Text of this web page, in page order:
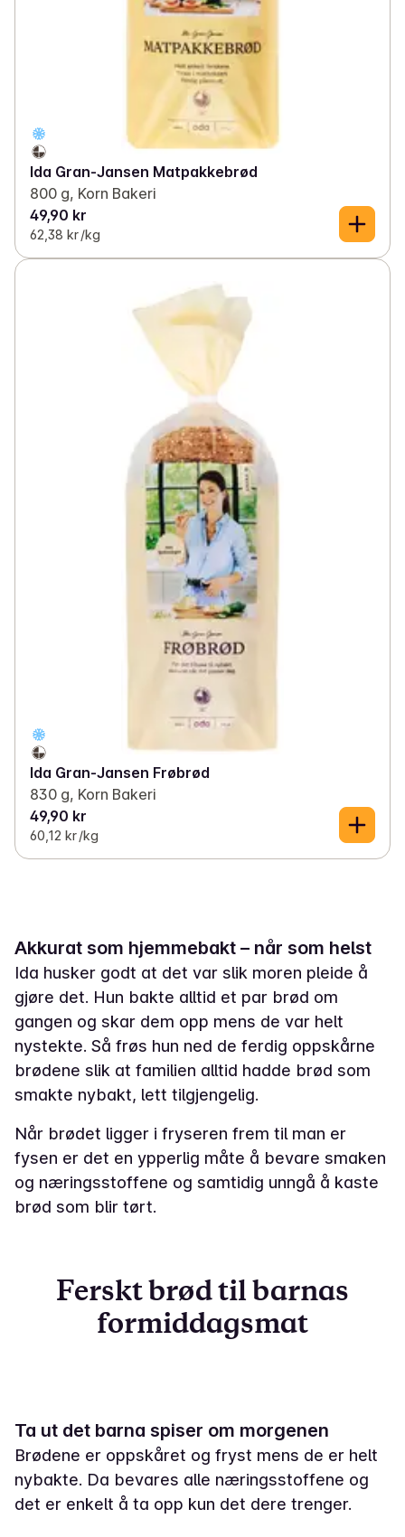
Ida Gran-Jansen Matpakkebrød
800 g, Korn Bakeri
49,90 kr
62,38 kr /kg
Ida Gran-Jansen Frøbrød
830 g, Korn Bakeri
49,90 kr
60,12 kr /kg
Akkurat som hjemmebakt – når som helst
Ida husker godt at det var slik moren pleide å
gjøre det. Hun bakte alltid et par brød om
gangen og skar dem opp mens de var helt
nystekte. Så frøs hun ned de ferdig oppskårne
brødene slik at familien alltid hadde brød som
smakte nybakt, lett tilgjengelig.
Når brødet ligger i fryseren frem til man er
fysen er det en ypperlig måte å bevare smaken
og næringsstoffene og samtidig unngå å kaste
brød som blir tørt.
Ferskt brød til barnas
formiddagsmat
Ta ut det barna spiser om morgenen
Brødene er oppskåret og fryst mens de er helt
nybakte. Da bevares alle næringsstoffene og
det er enkelt å ta opp kun det dere trenger.